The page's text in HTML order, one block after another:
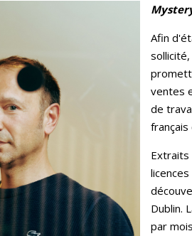
Afin
ventes
de
français
Extraits
Dublin.
par